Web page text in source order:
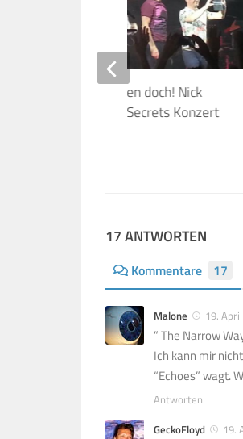
Zeitreisen funktionieren doch! Nick
Mason’s Saucerful Of Secrets Konzert
17 ANTWORTEN
Kommentare 17
Malone 19.
” The Narrow
Ich kann mir
“Echoes” wagt.
Antworten
GeckoFloyd
19.